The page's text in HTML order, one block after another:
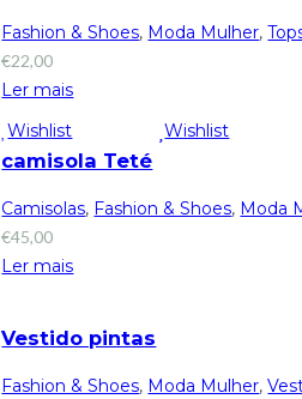
Fashion & Shoes, Moda Mulher,
€22,00
Ler mais
Wishlist
Wishlist
camisola Teté
Camisolas, Fashion & Shoes, Moda
€45,00
Ler mais
Vestido pintas
Fashion & Shoes, Moda Mulher,